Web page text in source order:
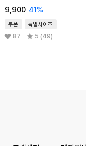
9,900 41%
쿠폰 특별사이즈
87 5 (49)